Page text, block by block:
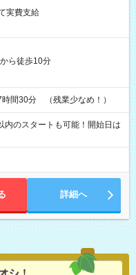
実費支給
ら徒歩10分
間30分 （残業少なめ！）
のスタートも可能！開始日は
詳細へ